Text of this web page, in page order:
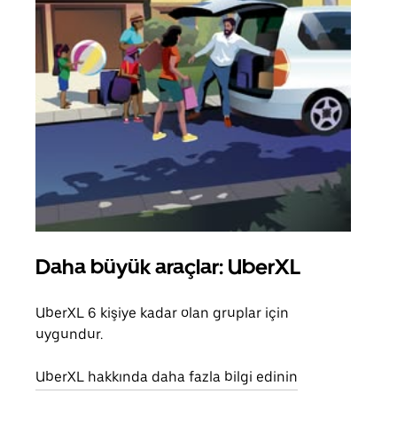
Daha büyük araçlar: UberXL
UberXL 6 kişiye kadar olan gruplar için
uygundur.
UberXL hakkında daha fazla bilgi edinin